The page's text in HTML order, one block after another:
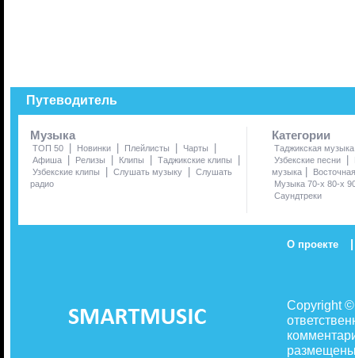
Путеводитель
Музыка
ТОП 50 | Новинки | Плейлисты | Чарты |
Афиша | Релизы | Клипы | Таджикские клипы |
Узбекские клипы | Слушать музыку | Слушать
радио
Категории
Таджикская музыка
Узбекские песни
|
музыка |
Музыка 70-х 80-х
Саундтреки
О проекте |
Copyright
размещены